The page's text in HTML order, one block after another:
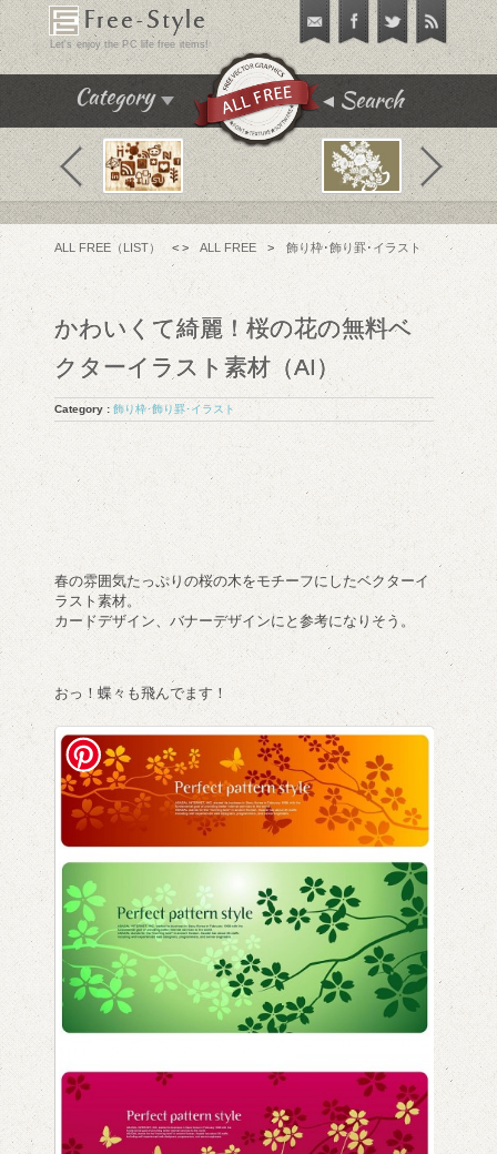
Free-Style
Let's enjoy the PC life free items!
Category
飾り枠･飾り罫･イラスト
テクスチャ･パターン
フリーフォント
アイコン
チュートリアル
フリーソフト
PC便利機能
WEBテンプレート･テーマ
Search
ALL FREE（LIST） < > ALL FREE > 飾り枠･飾り罫･イラスト
かわいくて綺麗！桜の花の無料ベ
クターイラスト素材（AI）
Category : 飾り枠･飾り罫･イラスト
春の雰囲気たっぷりの桜の木をモチーフにしたベクターイ
ラスト素材。
カードデザイン、バナーデザインにと参考になりそう。
おっ！蝶々も飛んでます！